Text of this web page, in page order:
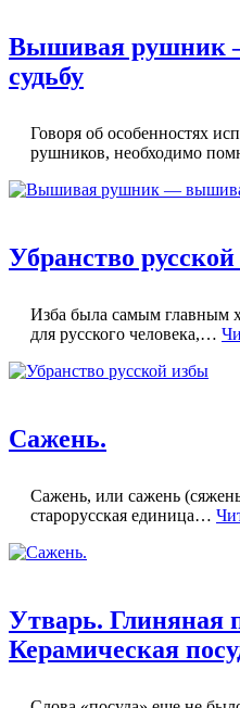
Вышивая рушник
судьбу
Говоря об особенностях
рушников, необходимо
Убранство
Изба была самым главным
для русского человека,…
Сажень.
Сажень, или сажень
старорусская единица…
Утварь. Глиняная
Керамическая